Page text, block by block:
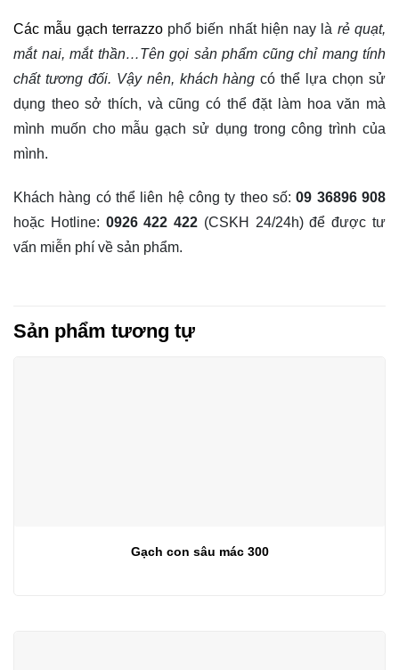
Các mẫu gạch terrazzophổ biến nhất hiện nay là rẻ quạt,
mắt nai, mắt thần…Tên gọi sản phẩm cũng chỉ mang tính
chất tương đối. Vậy nên, khách hàngcó thể lựa chọn sử
dụng theo sở thích, và cũng có thể đặt làm hoa văn mà
mình muốn cho mẫu gạch sử dụng trong công trình của
mình.
Khách hàng có thể liên hệ công ty theo số:09 36896 908
hoặc Hotline: 0926 422 422 (CSKH 24/24h) để được tư
vấn miễn phí về sản phẩm.
Sản phẩm tương tự
Gạch con sâu mác 300